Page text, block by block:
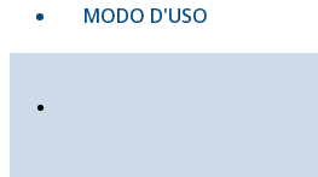
MODO D'USO